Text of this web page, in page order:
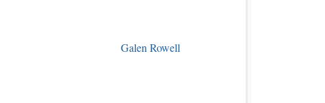
Galen Rowell